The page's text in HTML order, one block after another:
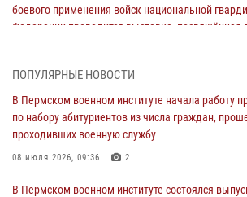
боевого применения войск национальной
Федерации проводится выставка, посвящённая
Командование и личный состав Пермского
Росгвардии поздравили сотрудника с Юбилеем
10 июля 2026, 12:28 2
курсов повышения квалификации офицерского
ПОПУЛЯРНЫЕ НОВОСТИ
В Пермском военном институте начала работу
по набору абитуриентов из числа граждан,
проходивших военную службу
08 июля 2026, 09:36 2
В Пермском военном институте состоялся